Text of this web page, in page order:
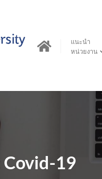
แนะนำ
หน่วยงาน
Covid-19